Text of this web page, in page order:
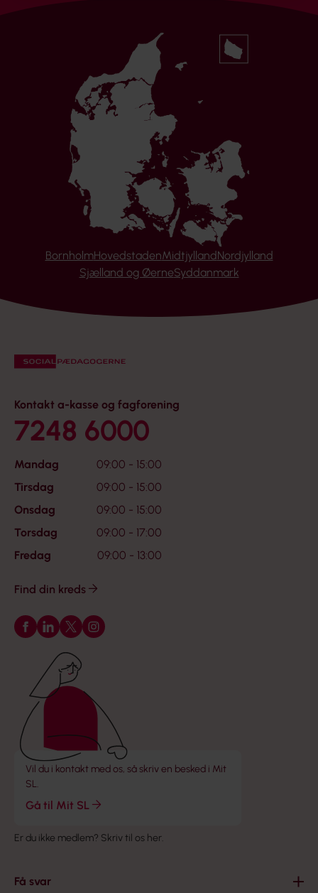
BornholmHovedstadenMidtjyllandNordjylland
Sjælland og ØerneSyddanmark
Kontakt a-kasse og fagforening
7248 6000
Mandag
09:00 - 15:00
Tirsdag
09:00 - 15:00
Onsdag
09:00 - 15:00
Torsdag
09:00 - 17:00
Fredag
09:00 - 13:00
Find din kreds
Følg os på Facebook
Følg os på LinkedIn
Følg os på X
Følg os på Instagram
Vil du i kontakt med os, så skriv en besked i Mit
SL.
Gå til Mit SL
Er du ikke medlem? Skriv til os her.
Få svar